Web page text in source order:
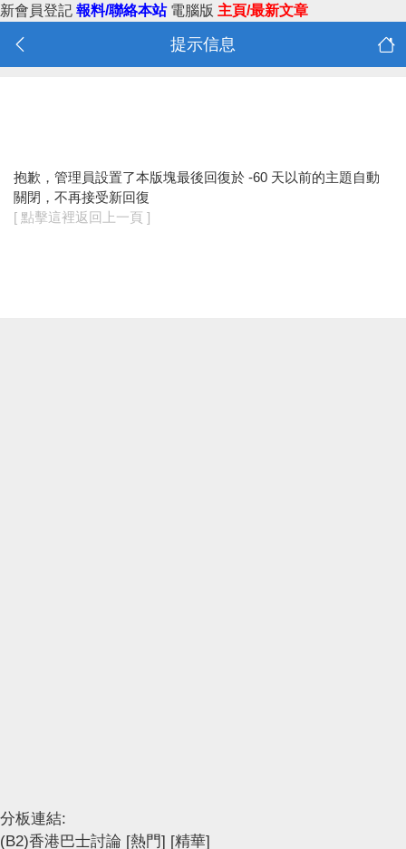
新會員登記 報料/聯絡本站 電腦版 主頁/最新文章
提示信息
抱歉，管理員設置了本版塊最後回復於 -60 天以前的主題自動
關閉，不再接受新回復
[ 點擊這裡返回上一頁 ]
分板連結:
(B2)香港巴士討論 [熱門] [精華]